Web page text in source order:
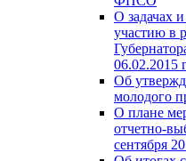
О задачах
участию в
06.02.2015
Об
молодого
О плане
отчетно-
сентября